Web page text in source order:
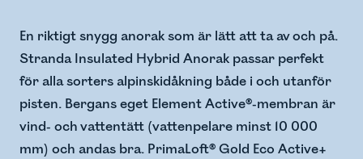
En riktigt snygg anorak som är lätt att ta av och på.
Stranda Insulated Hybrid Anorak passar perfekt
för alla sorters alpinskidåkning både i och utanför
pisten. Bergans eget Element Active®-membran är
vind- och vattentätt (vattenpelare minst 10 000
mm) och andas bra. PrimaLoft® Gold Eco Active+